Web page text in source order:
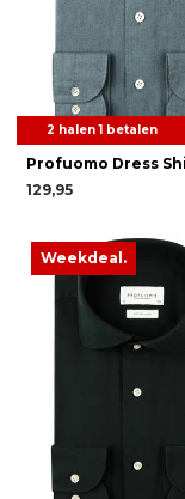
2 halen 1 betalen
Profuomo Dress
129,95
Weekdeal.